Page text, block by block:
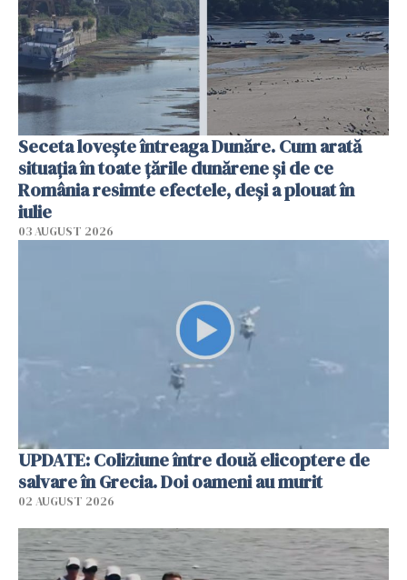
Seceta lovește întreaga Dunăre. Cum arată
situația în toate țările dunărene și de ce
România resimte efectele, deși a plouat în
iulie
03 AUGUST 2026
UPDATE: Coliziune între două elicoptere de
salvare în Grecia. Doi oameni au murit
02 AUGUST 2026